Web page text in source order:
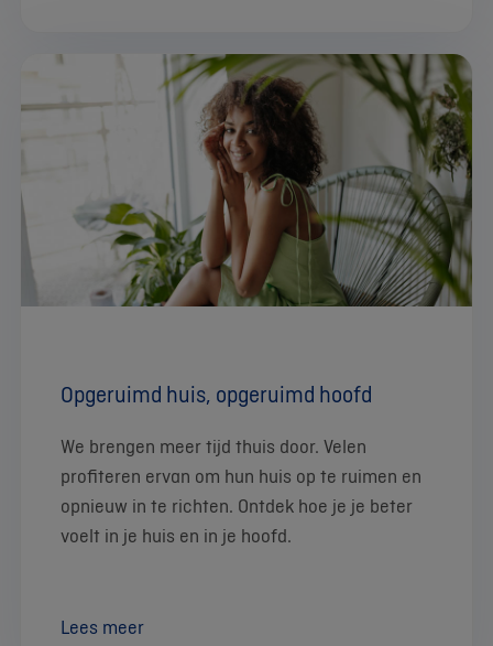
Opgeruimd huis, opgeruimd hoofd
We brengen meer tijd thuis door. Velen
profiteren ervan om hun huis op te ruimen en
opnieuw in te richten. Ontdek hoe je je beter
voelt in je huis en in je hoofd.
Lees meer